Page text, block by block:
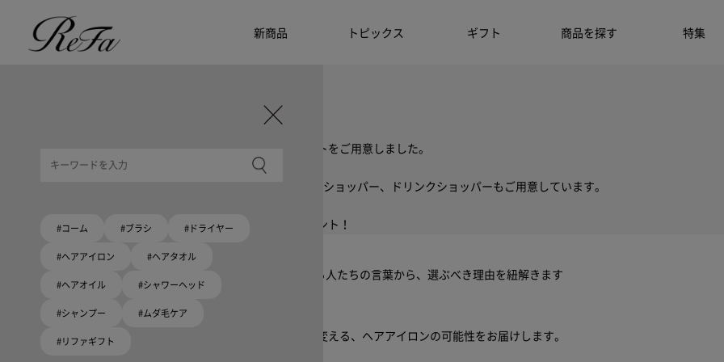
新商品 トピックス ギフト 商品を探す 特集
ReFa商品をご紹介します。プレゼント選びの参考に。
限定ラッピングバック・ショッパーまたはギフトスリーブセットをご用意しました。
大切な人への贈り物にリファオリジナルショッパー
リファロゴが入った、白色のショッパーを6サイズ、ピンク色のショッパー、ドリンクショッパーもご用意しています。
期間限定で対象商品のご購入でオリジナルショッパーをプレゼント！
Because ReFa | 上質な美しさを、妥協しない人へ
高機能ドライヤー Xモデルに宿る美学。上質な美しさを追求する人たちの言葉から、選ぶべき理由を紐解きます
いい髪めざす、大人たちへ。
髪がきれいって嬉しい。「でもヘアケアは大変」という概念を変える、ヘアアイロンの可能性をお届けします。
#コーム #ブラシ #ドライヤー
#ヘアアイロン #ヘアタオル
#ヘアオイル #シャワーヘッド
#シャンプー #ムダ毛ケア
#リファギフト 保証期間は5年間